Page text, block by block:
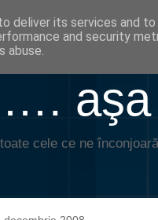
cele ce ne
deliver its services and
and security
abuse.